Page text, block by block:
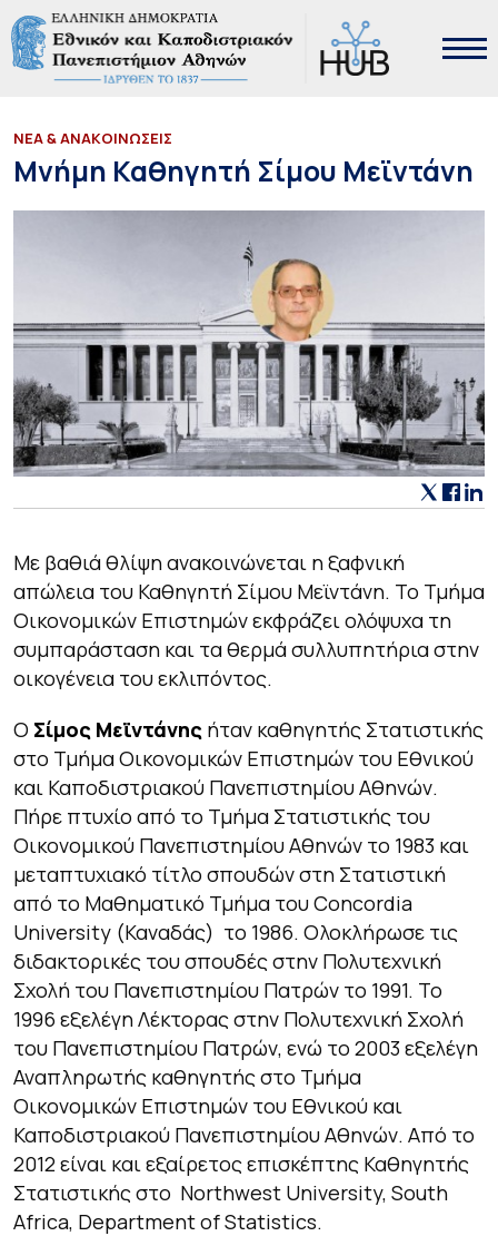
ΝΕΑ & ΑΝΑΚΟΙΝΩΣΕΙΣ
Μνήμη Καθηγητή Σίμου Μεϊντάνη
Mε βαθιά θλίψη ανακοινώνεται η ξαφνική
απώλεια του Καθηγητή Σίμου Μεϊντάνη. Το Τμήμα
Οικονομικών Επιστημών εκφράζει ολόψυχα τη
συμπαράσταση και τα θερμά συλλυπητήρια στην
οικογένεια του εκλιπόντος.
Ο Σίμος Μεϊντάνης ήταν καθηγητής Στατιστικής
στο Τμήμα Οικονομικών Επιστημών του Εθνικού
και Καποδιστριακού Πανεπιστημίου Αθηνών.
Πήρε πτυχίο από το Τμήμα Στατιστικής του
Οικονομικού Πανεπιστημίου Αθηνών το 1983 και
μεταπτυχιακό τίτλο σπουδών στη Στατιστική
από το Μαθηματικό Τμήμα του Concordia
University (Καναδάς) το 1986. Ολοκλήρωσε τις
διδακτορικές του σπουδές στην Πολυτεχνική
Σχολή του Πανεπιστημίου Πατρών το 1991. Το
1996 εξελέγη Λέκτορας στην Πολυτεχνική Σχολή
του Πανεπιστημίου Πατρών, ενώ το 2003 εξελέγη
Αναπληρωτής καθηγητής στο Τμήμα
Οικονομικών Επιστημών του Εθνικού και
Καποδιστριακού Πανεπιστημίου Αθηνών. Από το
2012 είναι και εξαίρετος επισκέπτης Καθηγητής
Στατιστικής στο Northwest University, South
Africa, Department of Statistics.